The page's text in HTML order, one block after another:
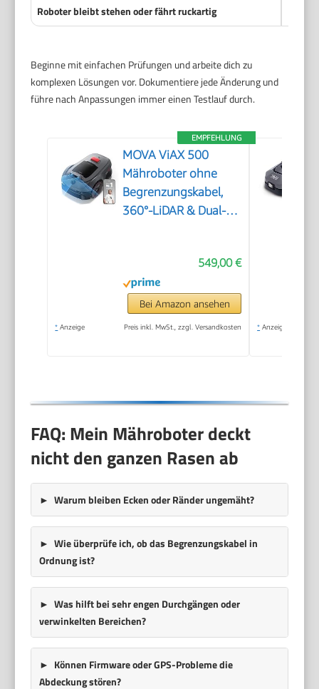
Roboter bleibt stehen oder fährt ruckartig
Beginne mit einfachen Prüfungen und arbeite dich zu
komplexen Lösungen vor. Dokumentiere jede Änderung und
führe nach Anpassungen immer einen Testlauf durch.
EMPFEHLUNG
MOVA ViAX 500
Mähroboter ohne
Begrenzungskabel,
360°-LiDAR & Dual-KI-
549,00 €
Bei Amazon ansehen
* Anzeige Preis inkl. MwSt., zzgl. Versandkosten * Anzeige
FAQ: Mein Mähroboter deckt
nicht den ganzen Rasen ab
Warum bleiben Ecken oder Ränder ungemäht?
Wie überprüfe ich, ob das Begrenzungskabel in
Ordnung ist?
Was hilft bei sehr engen Durchgängen oder
verwinkelten Bereichen?
Können Firmware oder GPS-Probleme die
Abdeckung stören?